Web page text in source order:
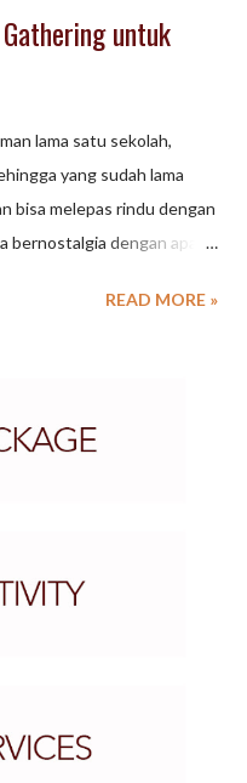
untuk
lama satu sekolah,
yang sudah lama
bisa melepas rindu dengan
bernostalgia dengan apa
soal aktivitas lansia
secara fisik dan
selalu harus dengan
dengan teman
berikut ini akan dibahas
Reuni bagi Lansia 1.
satu dari sekian
READ MORE »